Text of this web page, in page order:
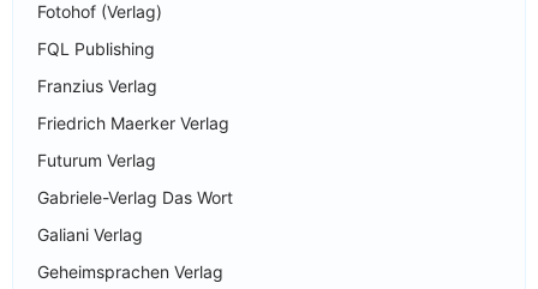
Fotohof (Verlag)
FQL Publishing
Franzius Verlag
Friedrich Maerker Verlag
Futurum Verlag
Gabriele-Verlag Das Wort
Galiani Verlag
Geheimsprachen Verlag